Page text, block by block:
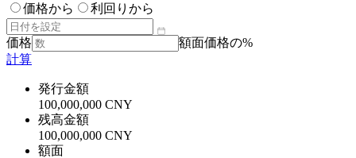
価格から
利回りから
価格
額面価格の%
計算
発行金額
100,000,000 CNY
残高金額
100,000,000 CNY
額面